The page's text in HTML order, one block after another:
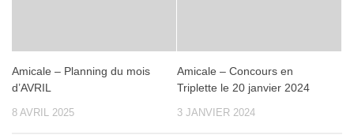
Amicale – Planning du mois
d’AVRIL
8 AVRIL 2025
Amicale – Concours en
Triplette le 20 janvier 2024
3 JANVIER 2024